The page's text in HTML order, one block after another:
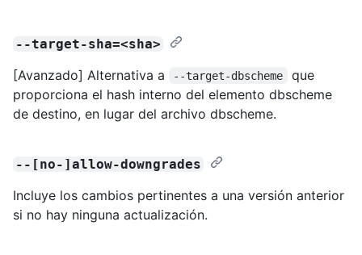
--target-sha=<sha>
[Avanzado] Alternativa a --target-dbscheme
que
proporciona el hash interno del elemento dbscheme
de destino, en lugar del archivo dbscheme.
--[no-]allow-downgrades
Incluye los cambios pertinentes a una versión anterior
si no hay ninguna actualización.